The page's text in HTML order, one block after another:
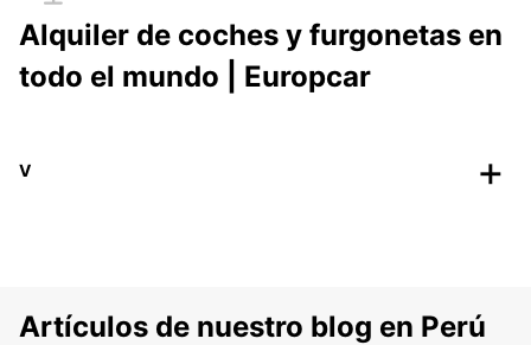
Alquiler de coches y furgonetas en
todo el mundo | Europcar
V
Artículos de nuestro blog en Perú